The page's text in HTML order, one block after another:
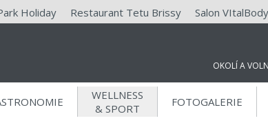
Holiday Restaurant Tetu Brissy Salon VItalBody
OKOLÍ A
WELLNESS
& SPORT
FOTOGALERIE